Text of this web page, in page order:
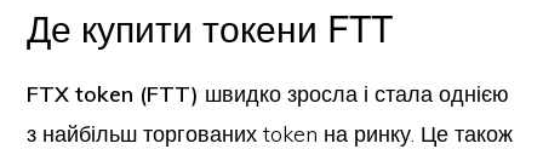
Де купити токени FTT
FTX token (FTT) швидко зросла і стала однією
з найбільш торгованих token на ринку. Це також